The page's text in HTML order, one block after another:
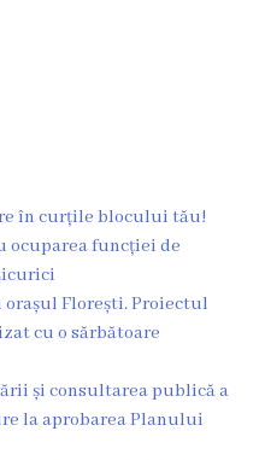
în curțile blocului tău!
funcției de
Florești. Proiectul
cu o sărbătoare
și consultarea publică a
la aprobarea Planului